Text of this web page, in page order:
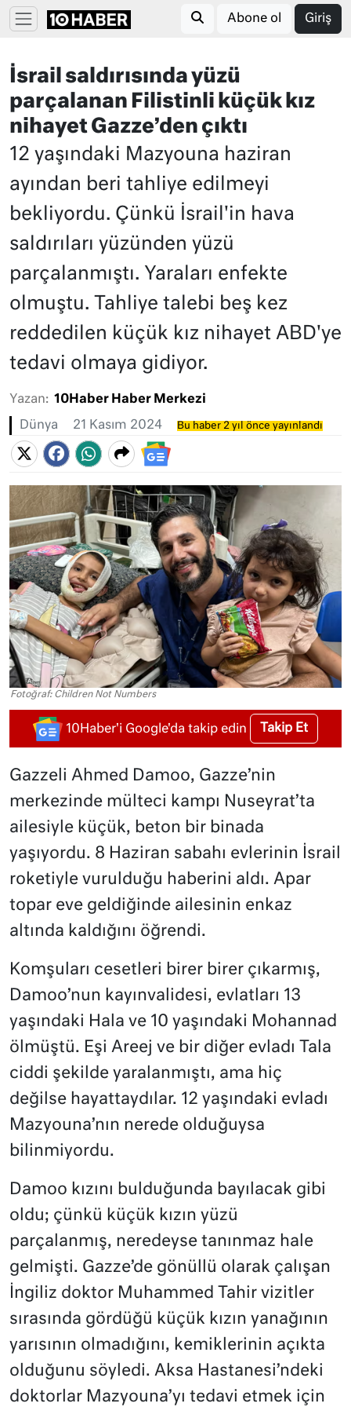
Abone ol Giriş
İsrail saldırısında yüzü
parçalanan Filistinli küçük kız
nihayet Gazze’den çıktı
12 yaşındaki Mazyouna haziran
ayından beri tahliye edilmeyi
bekliyordu. Çünkü İsrail'in hava
saldırıları yüzünden yüzü
parçalanmıştı. Yaraları enfekte
olmuştu. Tahliye talebi beş kez
reddedilen küçük kız nihayet ABD'ye
tedavi olmaya gidiyor.
Yazan: 10Haber Haber Merkezi
Dünya 21 Kasım 2024 Bu haber 2 yıl önce yayınlandı
Fotoğraf: Children Not Numbers
10Haber'i Google'da takip edin Takip Et
Gazzeli Ahmed Damoo, Gazze’nin
merkezinde mülteci kampı Nuseyrat’ta
ailesiyle küçük, beton bir binada
yaşıyordu. 8 Haziran sabahı evlerinin İsrail
roketiyle vurulduğu haberini aldı. Apar
topar eve geldiğinde ailesinin enkaz
altında kaldığını öğrendi.
Komşuları cesetleri birer birer çıkarmış,
Damoo’nun kayınvalidesi, evlatları 13
yaşındaki Hala ve 10 yaşındaki Mohannad
ölmüştü. Eşi Areej ve bir diğer evladı Tala
ciddi şekilde yaralanmıştı, ama hiç
değilse hayattaydılar. 12 yaşındaki evladı
Mazyouna’nın nerede olduğuysa
bilinmiyordu.
Damoo kızını bulduğunda bayılacak gibi
oldu; çünkü küçük kızın yüzü
parçalanmış, neredeyse tanınmaz hale
gelmişti. Gazze’de gönüllü olarak çalışan
İngiliz doktor Muhammed Tahir vizitler
sırasında gördüğü küçük kızın yanağının
yarısının olmadığını, kemiklerinin açıkta
olduğunu söyledi. Aksa Hastanesi’ndeki
doktorlar Mazyouna’yı tedavi etmek için